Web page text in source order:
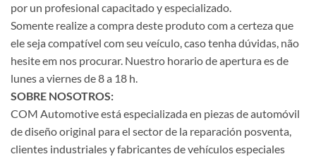
por un profesional capacitado y especializado.
Somente realize a compra deste produto com a certeza que
ele seja compatível com seu veículo, caso tenha dúvidas, não
hesite em nos procurar. Nuestro horario de apertura es de
lunes a viernes de 8 a 18 h.
SOBRE NOSOTROS:
COM Automotive está especializada en piezas de automóvil
de diseño original para el sector de la reparación posventa,
clientes industriales y fabricantes de vehículos especiales